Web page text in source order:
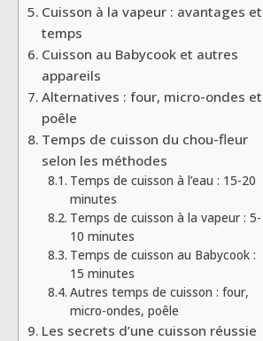
Cuisson à la vapeur : avantages et
temps
Cuisson au Babycook et autres
appareils
Alternatives : four, micro-ondes et
poêle
Temps de cuisson du chou-fleur
selon les méthodes
Temps de cuisson à l’eau : 15-20
minutes
Temps de cuisson à la vapeur : 5-
10 minutes
Temps de cuisson au Babycook :
15 minutes
Autres temps de cuisson : four,
micro-ondes, poêle
Les secrets d’une cuisson réussie